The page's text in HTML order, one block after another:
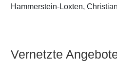
Hammerstein-Loxten,
Vernetzte